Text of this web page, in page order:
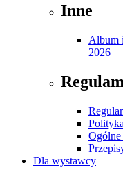
Inne
Album
2026
Ogólne
Dla wystawcy